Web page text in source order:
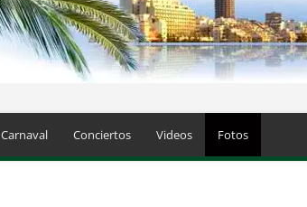
Carnaval Conciertos Videos Fotos